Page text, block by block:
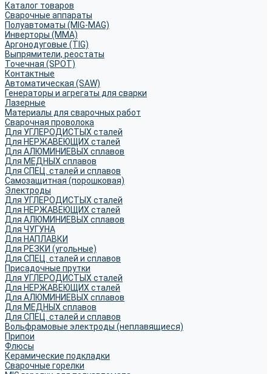
Каталог товаров
Сварочные аппараты
Полуавтоматы (MIG-MAG)
Инверторы (MMA)
Аргонодуговые (TIG)
Выпрямители, реостаты
Точечная (SPOT)
Контактные
Автоматическая (SAW)
Генераторы и агрегаты для сварки
Лазерные
Материалы для сварочных работ
Сварочная проволока
Для УГЛЕРОДИСТЫХ сталей
Для НЕРЖАВЕЮЩИХ сталей
Для АЛЮМИНИЕВЫХ сплавов
Для МЕДНЫХ сплавов
Для СПЕЦ. сталей и сплавов
Самозащитная (порошковая)
Электроды
Для УГЛЕРОДИСТЫХ сталей
Для НЕРЖАВЕЮЩИХ сталей
Для АЛЮМИНИЕВЫХ сплавов
Для ЧУГУНА
Для НАПЛАВКИ
Для РЕЗКИ (угольные)
Для СПЕЦ. сталей и сплавов
Присадочные прутки
Для УГЛЕРОДИСТЫХ сталей
Для НЕРЖАВЕЮЩИХ сталей
Для АЛЮМИНИЕВЫХ сплавов
Для МЕДНЫХ сплавов
Для СПЕЦ. сталей и сплавов
Вольфрамовые электроды (неплавящиеся)
Припои
Флюсы
Керамические подкладки
Сварочные горелки